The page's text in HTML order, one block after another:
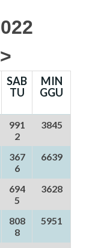
SAB
TU
MIN
GGU
991
2
3845
367
6
6639
694
5
3628
808
8
5951